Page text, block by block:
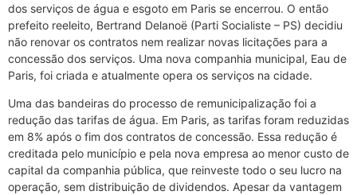
dos serviços de água e esgoto em Paris se encerrou. O então
prefeito reeleito, Bertrand Delanoë (Parti Socialiste – PS) decidiu
não renovar os contratos nem realizar novas licitações para a
concessão dos serviços. Uma nova companhia municipal, Eau de
Paris, foi criada e atualmente opera os serviços na cidade.
Uma das bandeiras do processo de remunicipalização foi a
redução das tarifas de água. Em Paris, as tarifas foram reduzidas
em 8% após o fim dos contratos de concessão. Essa redução é
creditada pelo município e pela nova empresa ao menor custo de
capital da companhia pública, que reinveste todo o seu lucro na
operação, sem distribuição de dividendos. Apesar da vantagem